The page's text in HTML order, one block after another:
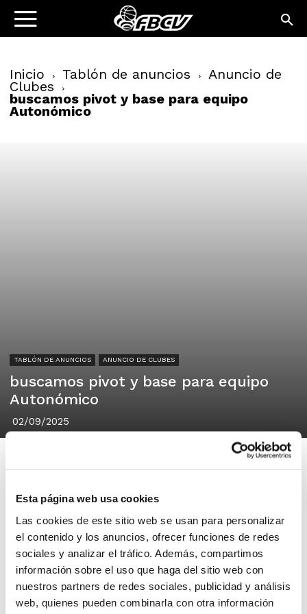
Esta página web usa cookies
Las cookies de este sitio web se usan para personalizar
el contenido y los anuncios, ofrecer funciones de redes
sociales y analizar el tráfico. Además, compartimos
información sobre el uso que haga del sitio web con
nuestros partners de redes sociales, publicidad y análisis
web, quienes pueden combinarla con otra información
Inicio Tablón de anuncios Anuncio de
Clubes
buscamos pivot y base para equipo
Autonómico
TABLÓN DE ANUNCIOS ANUNCIO DE CLUBES
buscamos pivot y base para equipo
Autonómico
02/09/2025
basquet Alcasser
Alcasser
un año mas vamos a competir en
autonomica y queremos cerrar